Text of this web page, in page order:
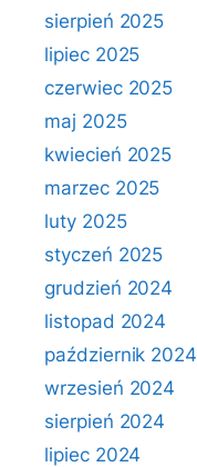
sierpień 2025
lipiec 2025
czerwiec 2025
maj 2025
kwiecień 2025
marzec 2025
luty 2025
styczeń 2025
grudzień 2024
listopad 2024
październik 2024
wrzesień 2024
sierpień 2024
lipiec 2024